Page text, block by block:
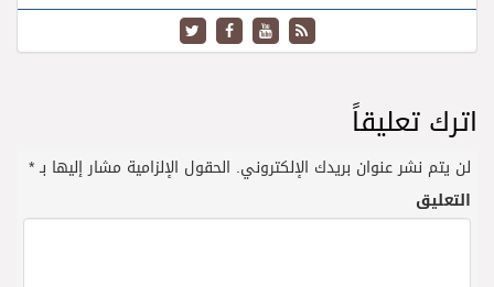
اترك تعليقاً
لن يتم نشر عنوان بريدك الإلكتروني. الحقول الإلزامية مشار إليها بـ*
التعليق